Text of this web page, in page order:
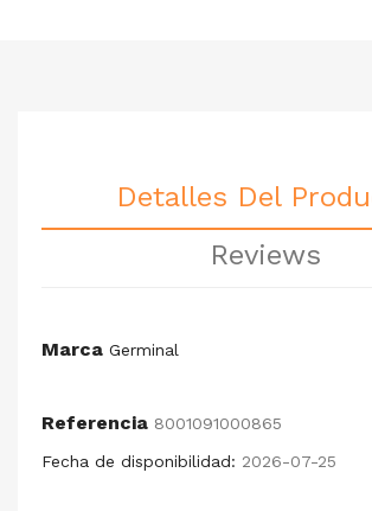
Detalles Del
Reviews
Marca Germinal
Referencia 8001091000865
Fecha de disponibilidad: 2026-07-25